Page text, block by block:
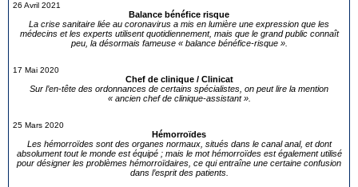
26 Avril 2021
Balance bénéfice risque
La crise sanitaire liée au coronavirus a mis en lumière une expression que les
médecins et les experts utilisent quotidiennement, mais que le grand public connaît
peu, la désormais fameuse « balance bénéfice-risque ».
17 Mai 2020
Chef de clinique / Clinicat
Sur l’en-tête des ordonnances de certains spécialistes, on peut lire la mention
« ancien chef de clinique-assistant ».
25 Mars 2020
Hémorroïdes
Les hémorroïdes sont des organes normaux, situés dans le canal anal, et dont
absolument tout le monde est équipé ; mais le mot hémorroïdes est également utilisé
pour désigner les problèmes hémorroïdaires, ce qui entraîne une certaine confusion
dans l’esprit des patients.